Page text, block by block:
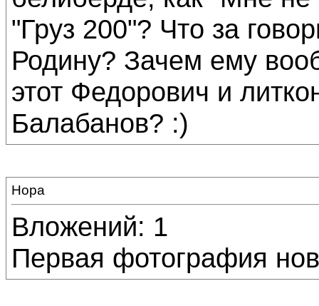
"Груз 200"? Что за
Родину? Зачем ему
этот Федорович и
Балабанов? :)
Нора
Вложений: 1
Первая фотография